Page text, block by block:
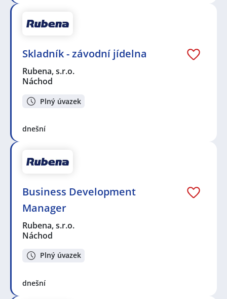
Skladník - závodní jídelna
Rubena, s.r.o.
Náchod
Plný úvazek
dnešní
Business Development
Manager
Rubena, s.r.o.
Náchod
Plný úvazek
dnešní